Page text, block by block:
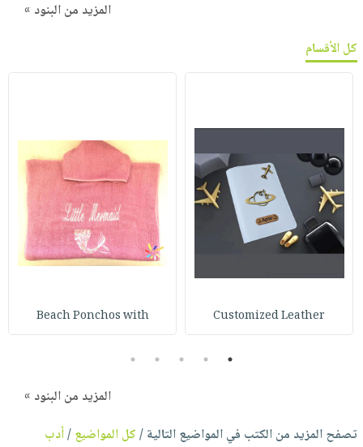
المزيد من البنود »
كل الأقسام
Customized Leather
Beach Ponchos with
1
2
3
4
5
المزيد من البنود »
تصفح المزيد من الكتب في المواضيع التالية /كل المواضيع/أدب